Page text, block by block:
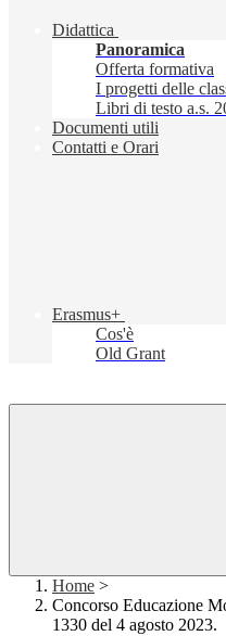
Didattica
Panoramica
Offerta formativa
I progetti delle
Libri di testo a.s.
Documenti utili
Contatti e Orari
Erasmus+
Cos'è
Old Grant
Home >
Concorso Educazione
1330 del 4 agosto 2023.